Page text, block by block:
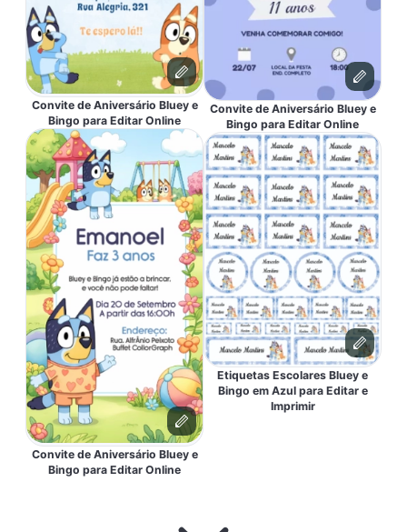
Convite de Aniversário Bluey e
Bingo para Editar Online
Convite de Aniversário Bluey e
Bingo para Editar Online
Convite de Aniversário Bluey e
Bingo para Editar Online
Etiquetas Escolares Bluey e
Bingo em Azul para Editar e
Imprimir